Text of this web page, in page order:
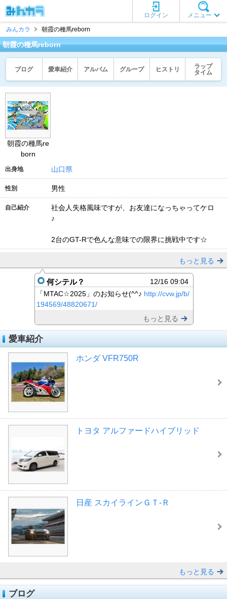
メニュー
ログイン
みんカラ
朝霞の種馬reborn
朝霞の種馬reborn
ブログ 愛車紹介 アルバム グループ ヒストリ
ラップ
タイム
朝霞の種馬re
born
出身地 山口県
性別 男性
自己紹介
社会人失格風味ですが、お友達になっちゃってケロ
♪
2台のGT-Rで色んな意味での限界に挑戦中です☆
もっと見る
何シテル？
12/16 09:04
「MTAC☆2025」のお知らせ(^^♪ http://cvw.jp/b/
194569/48820671/
もっと見る
愛車紹介
ホンダ VFR750R
トヨタ アルファードハイブリッド
日産 スカイラインＧＴ‐Ｒ
もっと見る
ブログ